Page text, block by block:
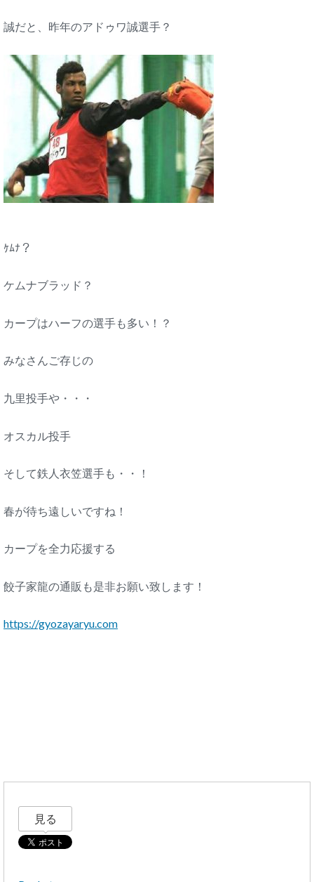
誠だと、昨年のアドゥワ誠選手？
ｹﾑﾅ？
ケムナブラッド？
カープはハーフの選手も多い！？
みなさんご存じの
九里投手や・・・
オスカル投手
そして鉄人衣笠選手も・・！
春が待ち遠しいですね！
カープを全力応援する
餃子家龍の通販も是非お願い致します！
https://gyozayaryu.com
見る